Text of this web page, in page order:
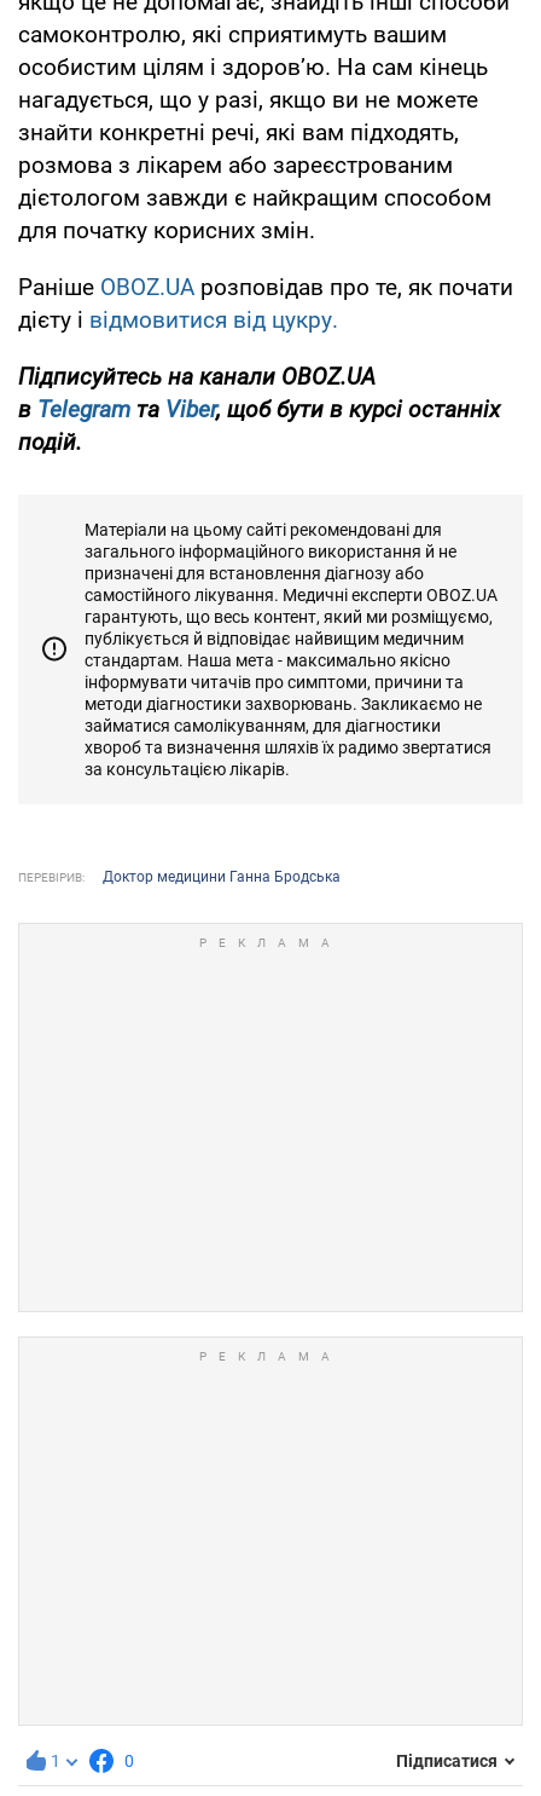
самоконтролю, які сприятимуть вашим
особистим цілям і здоров’ю. На сам кінець
нагадується, що у разі, якщо ви не можете
знайти конкретні речі, які вам підходять,
розмова з лікарем або зареєстрованим
дієтологом завжди є найкращим способом
для початку корисних змін.
Раніше OBOZ.UA розповідав про те, як почати
дієту і відмовитися від цукру.
Підписуйтесь на канали OBOZ.UA
в Telegram та Viber, щоб бути в курсі останніх
подій.
Матеріали на цьому сайті рекомендовані для
загального інформаційного використання й не
призначені для встановлення діагнозу або
самостійного лікування. Медичні експерти OBOZ.UA
гарантують, що весь контент, який ми розміщуємо,
публікується й відповідає найвищим медичним
стандартам. Наша мета - максимально якісно
інформувати читачів про симптоми, причини та
методи діагностики захворювань. Закликаємо не
займатися самолікуванням, для діагностики
хвороб та визначення шляхів їх радимо звертатися
за консультацією лікарів.
ПЕРЕВІРИВ: Доктор медицини Ганна Бродська
1 0 Підписатися